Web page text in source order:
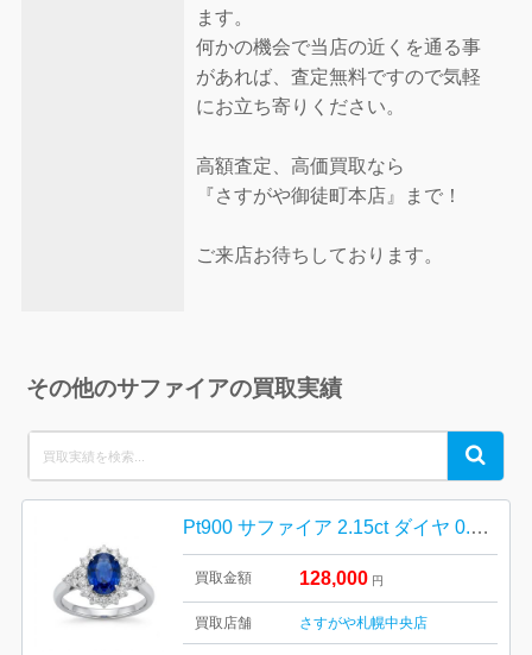
ます。
何かの機会で当店の近くを通る事
があれば、査定無料ですので気軽
にお立ち寄りください。
高額査定、高価買取なら
『さすがや御徒町本店』まで！
ご来店お待ちしております。
その他のサファイアの買取実績
for:
Search
Pt900 サファイア 2.15ct ダイヤ 0.85ct リング
買取金額 128,000 円
買取店舗 さすがや札幌中央店